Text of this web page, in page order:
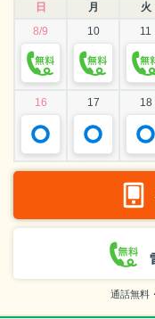
日 月 火
8/9
10 11
16 17 18
通話無料